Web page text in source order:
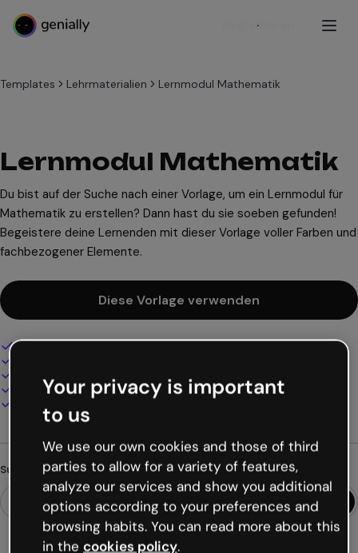
Registrieren
Templates Lehrmaterialien Lernmodul Mathematik
Lernmodul Mathematik
Du bist auf der Suche nach einer Vorlage, um ein Lernmodul für
Mathematik zu erstellen? Dann hast du sie soeben gefunden!
Begeistere deine Lernenden mit dieser Vorlage voller Farben und
fachbezogener Elemente.
Diese Vorlage verwenden
Interaktives und animiertes Design
Online präsentieren, teilen oder veröffentlichen
Als PDF, MP4 und andere Formate herunterladen
Suchst du etwas anderes?
Your privacy is important
to us
We use our own cookies and those of third
parties to allow for a variety of features,
analyze our services and show you additional
options according to your preferences and
browsing habits. You can read more about this
in the cookies policy.